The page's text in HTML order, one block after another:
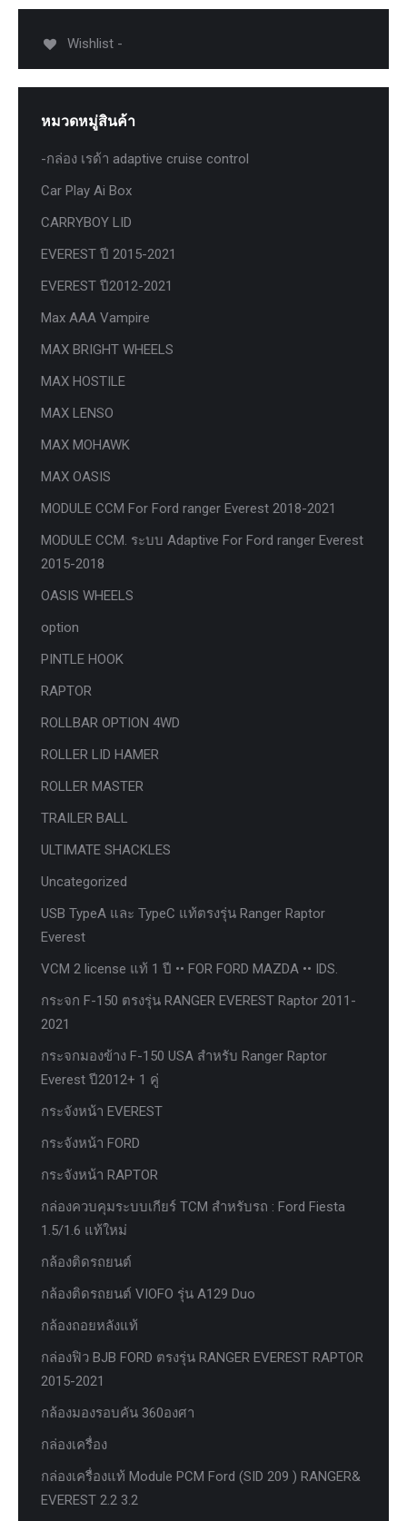
Wishlist -
หมวดหมู่สินค้า
-กล่อง เรด้า adaptive cruise control
Car Play Ai Box
CARRYBOY LID
EVEREST ปี 2015-2021
EVEREST ปี2012-2021
Max AAA Vampire
MAX BRIGHT WHEELS
MAX HOSTILE
MAX LENSO
MAX MOHAWK
MAX OASIS
MODULE CCM For Ford ranger Everest 2018-2021
MODULE CCM. ระบบ Adaptive For Ford ranger Everest
2015-2018
OASIS WHEELS
option
PINTLE HOOK
RAPTOR
ROLLBAR OPTION 4WD
ROLLER LID HAMER
ROLLER MASTER
TRAILER BALL
ULTIMATE SHACKLES
Uncategorized
USB TypeA และ TypeC แท้ตรงรุ่น Ranger Raptor
Everest
VCM 2 license แท้ 1 ปี •• FOR FORD MAZDA •• IDS.
กระจก F-150 ตรงรุ่น RANGER EVEREST Raptor 2011-
2021
กระจกมองข้าง F-150 USA สำหรับ Ranger Raptor
Everest ปี2012+ 1 คู่
กระจังหน้า EVEREST
กระจังหน้า FORD
กระจังหน้า RAPTOR
กล่องควบคุมระบบเกียร์ TCM สำหรับรถ : Ford Fiesta
1.5/1.6 แท้ใหม่
กล้องติดรถยนต์
กล้องติดรถยนต์ VIOFO รุ่น A129 Duo
กล้องถอยหลังแท้
กล่องฟิว BJB FORD ตรงรุ่น RANGER EVEREST RAPTOR
2015-2021
กล้องมองรอบคัน 360องศา
กล่องเครื่อง
กล่องเครื่องแท้ Module PCM Ford (SID 209 ) RANGER&
EVEREST 2.2 3.2